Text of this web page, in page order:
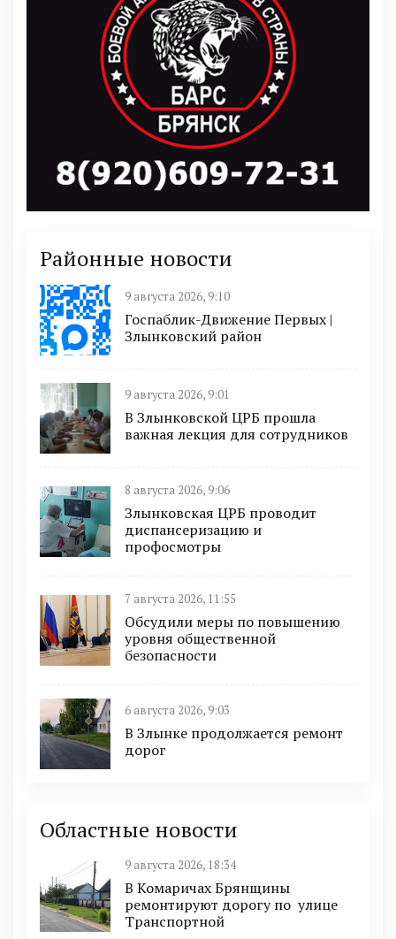
Районные новости
9 августа 2026, 9:10
Госпаблик-Движение Первых |
Злынковский район
9 августа 2026, 9:01
В Злынковской ЦРБ прошла
важная лекция для сотрудников
8 августа 2026, 9:06
Злынковская ЦРБ проводит
диспансеризацию и
профосмотры
7 августа 2026, 11:55
Обсудили меры по повышению
уровня общественной
безопасности
6 августа 2026, 9:03
В Злынке продолжается ремонт
дорог
Областные новости
9 августа 2026, 18:34
В Комаричах Брянщины
ремонтируют дорогу по улице
Транспортной